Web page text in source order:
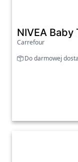
NIVEA
Carrefour
Do darmowej